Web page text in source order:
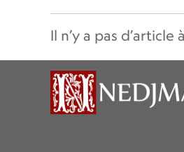
Il n’y a pas